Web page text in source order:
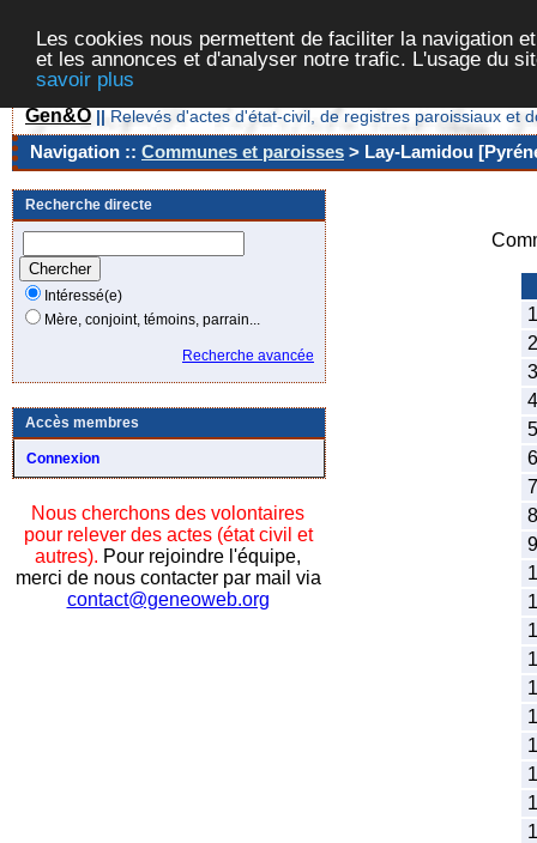
Les cookies nous permettent de faciliter la navigation
et les annonces et d'analyser notre trafic. L'usage du
savoir plus
Gen&O || Relevés d'actes d'état-civil, de registres paroissiaux et
Navigation :: Communes et paroisses > Lay-Lamidou
Recherche directe
Intéressé(e)
Mère, conjoint, témoins, parrain...
Recherche avancée
Accès membres
Connexion
Nous cherchons des volontaires
pour relever des actes (état civil et
autres). Pour rejoindre l'équipe,
merci de nous contacter par mail via
contact@geneoweb.org